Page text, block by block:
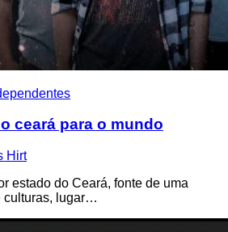
ceará para o mundo
Hirt
estado do Ceará, fonte de uma
culturas, lugar…